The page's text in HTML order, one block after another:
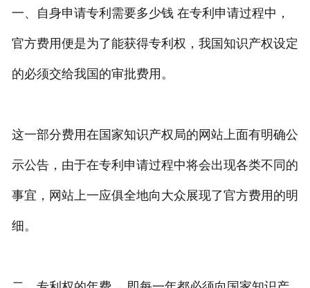
一、自身申请专利需要多少钱 在专利申请过程中，
官方费用便是为了能获得专利权，我国知识产权设定
的必须交给我国的审批费用。
这一部分费用在国家知识产权局的网站上面有明确公
示公告，由于在专利申请过程中将会出现各类不同的
事宜，网站上一应俱全地向大众展现了官方费用的明
细。